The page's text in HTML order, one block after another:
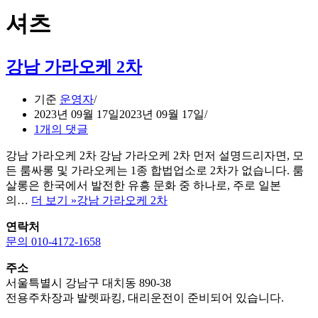
셔츠
강남 가라오케 2차
기준 운영자
2023년 09월 17일2023년 09월 17일
1개의 댓글
강남 가라오케 2차 강남 가라오케 2차 먼저 설명드리자면, 모
든 룸싸롱 및 가라오케는 1종 합법업소로 2차가 없습니다. 룸
살롱은 한국에서 발전한 유흥 문화 중 하나로, 주로 일본
의… 더 보기 »강남 가라오케 2차
연락처
문의 010-4172-1658
주소
서울특별시 강남구 대치동 890-38
전용주차장과 발렛파킹, 대리운전이 준비되어 있습니다.